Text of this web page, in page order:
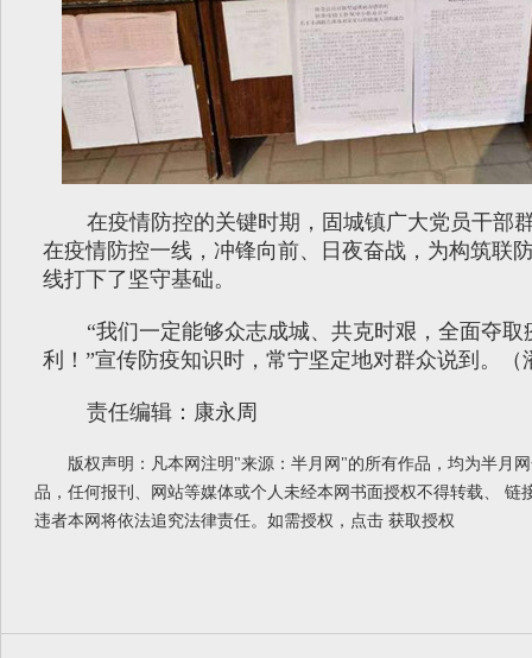
在疫情防控的关键时期，固城镇广大党员干部
在疫情防控一线，冲锋向前、日夜奋战，为构筑联
线打下了坚守基础。
“我们一定能够众志成城、共克时艰，全面夺
利！”宣传防疫知识时，常宁坚定地对群众说到。（
责任编辑：康永周
版权声明：凡本网注明"来源：半月网"的所有作品，均为半月
品，任何报刊、网站等媒体或个人未经本网书面授权不得转载、 链
违者本网将依法追究法律责任。如需授权，点击 获取授权